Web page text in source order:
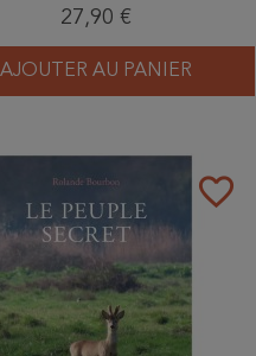
27,90 €
AJOUTER AU PANIER
favorite_border